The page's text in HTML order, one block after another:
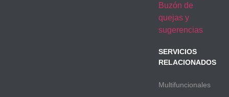
Buzón de
quejas y
sugerencias
SERVICIOS
RELACIONADOS
Multifuncionales